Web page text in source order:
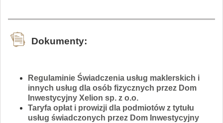
Dokumenty:
Regulaminie Świadczenia usług maklerskich i
innych usług dla osób fizycznych przez Dom
Inwestycyjny Xelion sp. z o.o.
Taryfa opłat i prowizji dla podmiotów z tytułu
usług świadczonych przez Dom Inwestycyjny